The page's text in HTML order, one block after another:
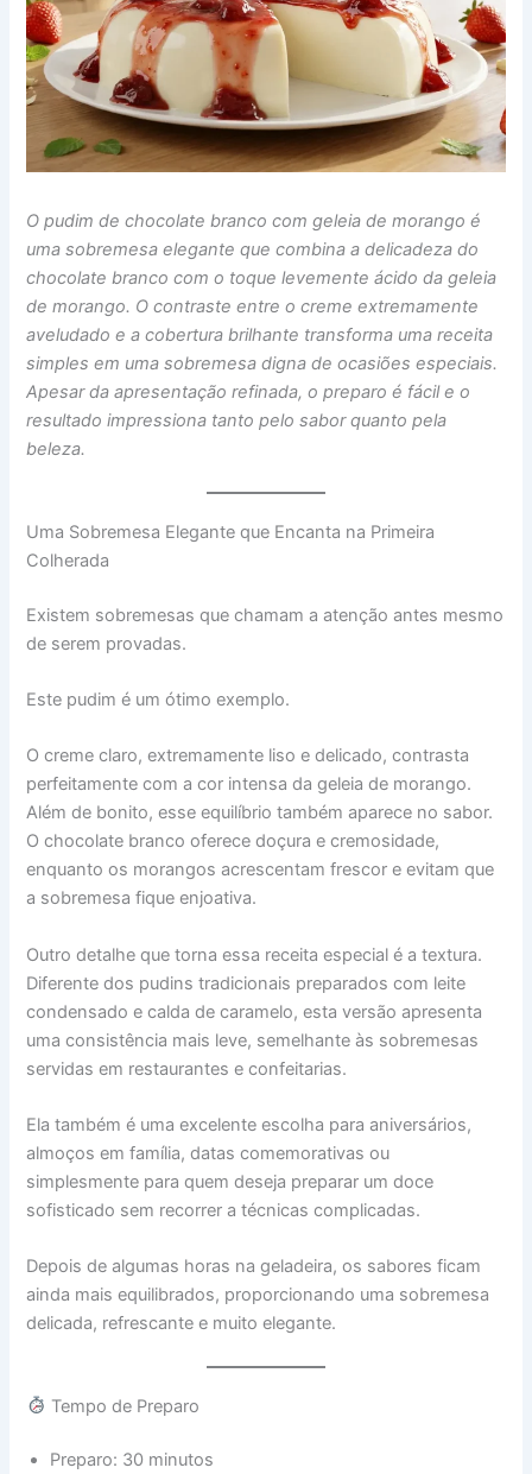
O pudim de chocolate branco com geleia de morango é
uma sobremesa elegante que combina a delicadeza do
chocolate branco com o toque levemente ácido da geleia
de morango. O contraste entre o creme extremamente
aveludado e a cobertura brilhante transforma uma receita
simples em uma sobremesa digna de ocasiões especiais.
Apesar da apresentação refinada, o preparo é fácil e o
resultado impressiona tanto pelo sabor quanto pela
beleza.
Uma Sobremesa Elegante que Encanta na Primeira
Colherada
Existem sobremesas que chamam a atenção antes mesmo
de serem provadas.
Este pudim é um ótimo exemplo.
O creme claro, extremamente liso e delicado, contrasta
perfeitamente com a cor intensa da geleia de morango.
Além de bonito, esse equilíbrio também aparece no sabor.
O chocolate branco oferece doçura e cremosidade,
enquanto os morangos acrescentam frescor e evitam que
a sobremesa fique enjoativa.
Outro detalhe que torna essa receita especial é a textura.
Diferente dos pudins tradicionais preparados com leite
condensado e calda de caramelo, esta versão apresenta
uma consistência mais leve, semelhante às sobremesas
servidas em restaurantes e confeitarias.
Ela também é uma excelente escolha para aniversários,
almoços em família, datas comemorativas ou
simplesmente para quem deseja preparar um doce
sofisticado sem recorrer a técnicas complicadas.
Depois de algumas horas na geladeira, os sabores ficam
ainda mais equilibrados, proporcionando uma sobremesa
delicada, refrescante e muito elegante.
Tempo de Preparo
Preparo: 30 minutos